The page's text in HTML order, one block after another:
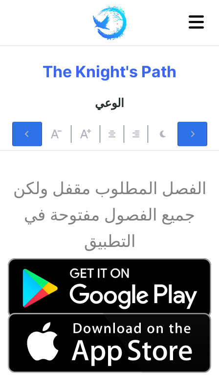
The Knight's Path
الوعي
الفصل المطلوب مقفل ولكن
جميع الفصول مفتوحة في
التطبيق